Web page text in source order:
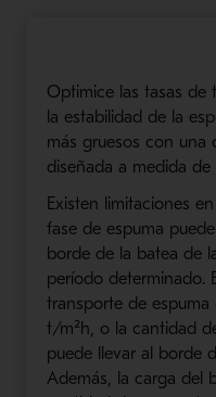
Optimice las tasas de
la estabilidad de la
más gruesos con una
diseñada a medida de
Existen limitaciones
fase de espuma
borde de la batea de
período determinado.
transporte de espuma
t/m²h, o la cantidad
puede llevar al borde
Además, la carga del